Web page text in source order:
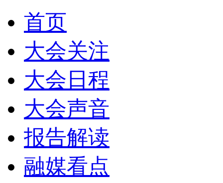
首页
大会关注
大会日程
大会声音
报告解读
融媒看点